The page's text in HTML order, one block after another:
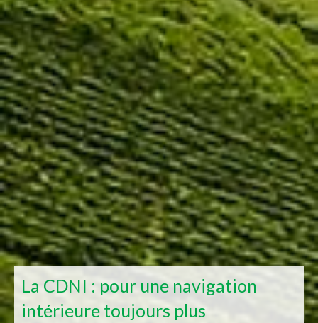
La CDNI : pour une navigation
intérieure toujours plus